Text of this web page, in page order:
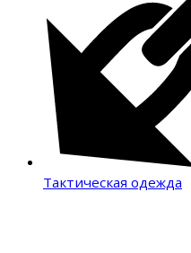
Тактическая одежда